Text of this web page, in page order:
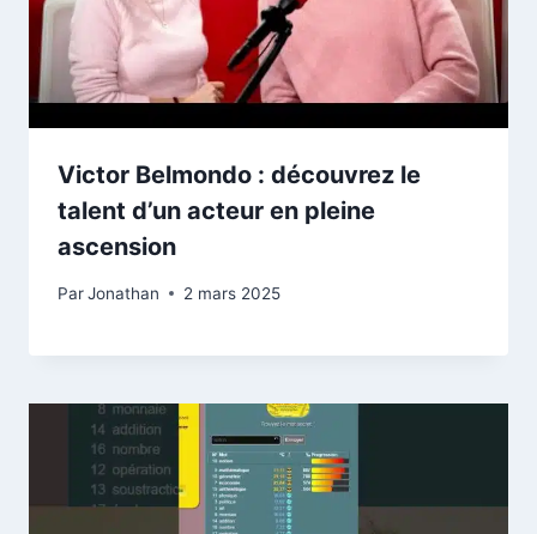
Victor Belmondo : découvrez le
talent d’un acteur en pleine
ascension
ParJonathan 2 mars 2025